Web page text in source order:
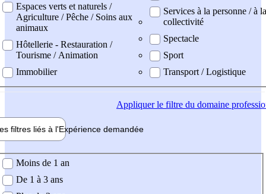
Espaces verts et naturels /
Agriculture / Pêche / Soins aux
animaux
Hôtellerie - Restauration /
Tourisme / Animation
Immobilier
Services à la personne / à la
collectivité
Spectacle
Sport
Transport / Logistique
Appliquerle filtre du domaine
filtres liés à l'Expérience demandée
demandée
Moins de 1 an
De 1 à 3 ans